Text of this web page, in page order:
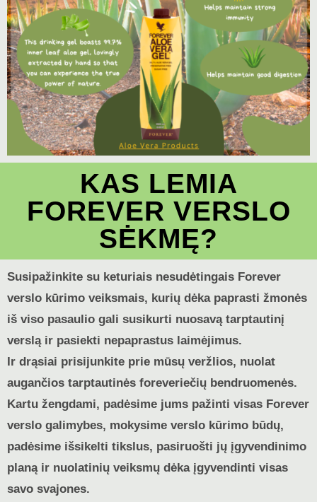
KAS LEMIA
FOREVER VERSLO
SĖKMĘ?
Susipažinkite su keturiais nesudėtingais Forever
verslo kūrimo veiksmais, kurių dėka paprasti žmonės
iš viso pasaulio gali susikurti nuosavą tarptautinį
verslą ir pasiekti nepaprastus laimėjimus.
Ir drąsiai prisijunkite prie mūsų veržlios, nuolat
augančios tarptautinės foreveriečių bendruomenės.
Kartu žengdami, padėsime jums pažinti visas Forever
verslo galimybes, mokysime verslo kūrimo būdų,
padėsime išsikelti tikslus, pasiruošti jų įgyvendinimo
planą ir nuolatinių veiksmų dėka įgyvendinti visas
savo svajones.